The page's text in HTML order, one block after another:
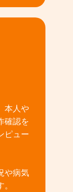
本人や
確認を
ピュー
や病気